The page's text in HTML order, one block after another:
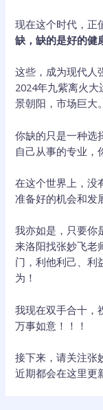
现在这个时代，正
缺，缺的是好的健
这些，成为现代人
2024年九紫离火
景朝阳，市场巨大。
你缺的只是一种选
自己从事的专业，
在这个世界上，没
准备好的机会和发
我亦如是，只要你
来洛阳找张妙飞老
门，利他利己、利
为！
我现在双手合十，
万事如意！！！
接下来，请关注张
近期都会在这里更